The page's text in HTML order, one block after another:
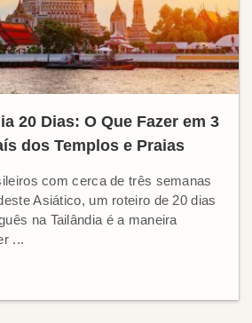
20 Dias: O Que Fazer em 3
dos Templos e Praias
com cerca de três semanas
Asiático, um roteiro de 20 dias
na Tailândia é a maneira
...